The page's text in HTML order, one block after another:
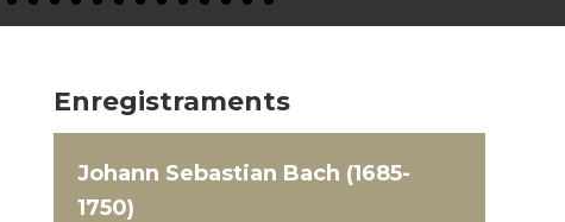
Enregistraments
Johann Sebastian Bach (1685-
1750)